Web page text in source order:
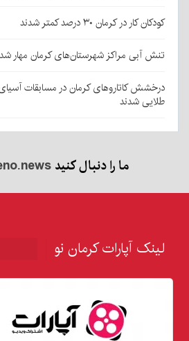
کودکان کار در کرمان ۳۰ درصد کمتر شدند
تنش آبی مراکز شهرستان‌های کرمان مهار شد
درخشش کاتاروهای کرمان در مسابقات آسیای
طلایی شدند
ما را دنبال کنید
لینک آپارات کرمان نو